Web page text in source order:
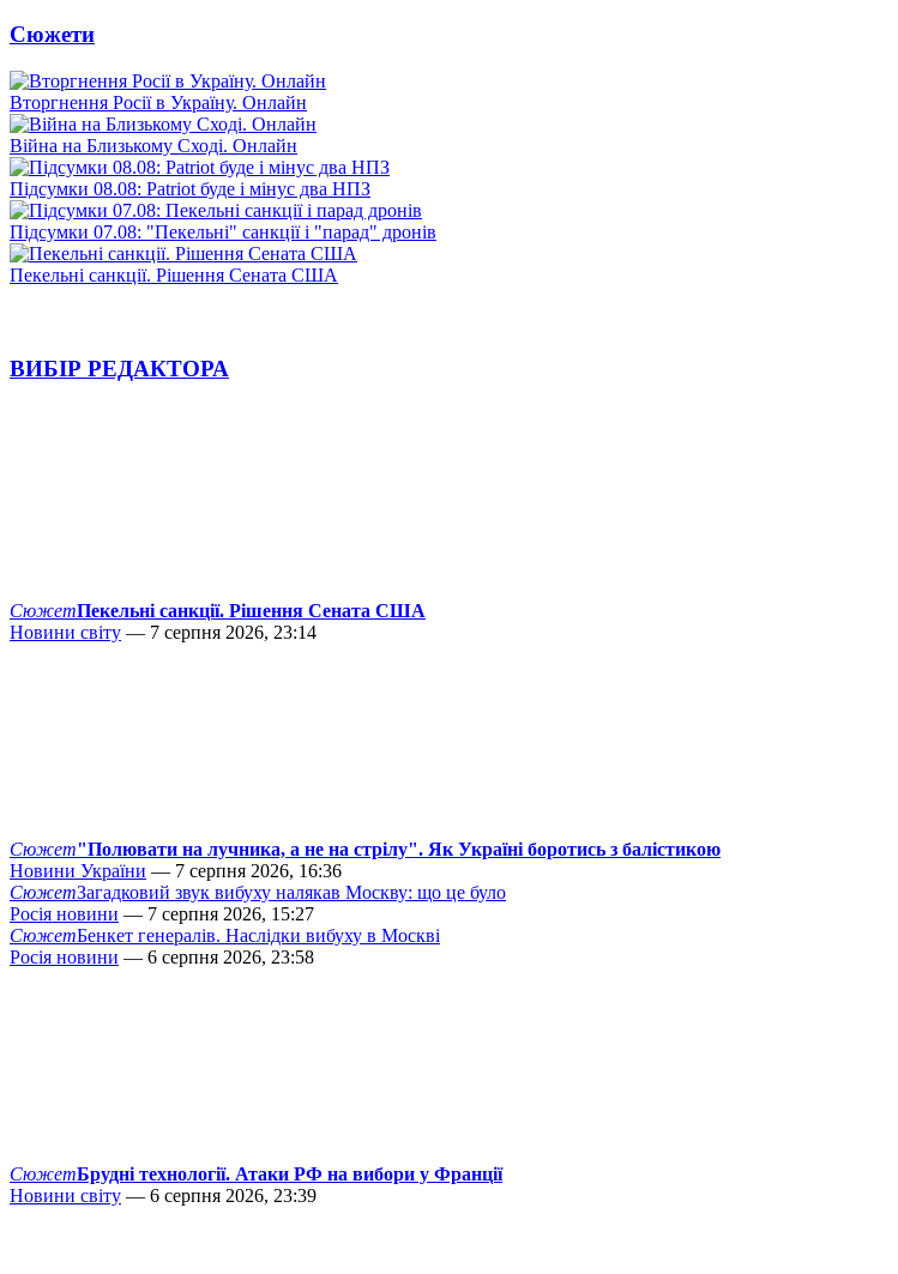
Сюжети
Вторгнення Росії в Україну. Онлайн
Війна на Близькому Сході. Онлайн
Підсумки 08.08: Patriot буде і мінус два НПЗ
Підсумки 07.08: "Пекельні" санкції і "парад" дронів
Пекельні санкції. Рішення Сената США
ВИБІР РЕДАКТОРА
СюжетПекельні санкції. Рішення Сената США
Новини світу — 7 серпня 2026, 23:14
Сюжет"Полювати на лучника, а не на стрілу". Як Україні боротись з балістикою
Новини України — 7 серпня 2026, 16:36
СюжетЗагадковий звук вибуху налякав Москву: що це було
Росія новини — 7 серпня 2026, 15:27
СюжетБенкет генералів. Наслідки вибуху в Москві
Росія новини — 6 серпня 2026, 23:58
СюжетБрудні технології. Атаки РФ на вибори у Франції
Новини світу — 6 серпня 2026, 23:39